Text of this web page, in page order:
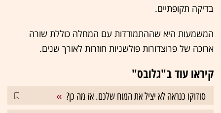
בדיקה תקופתיים.
המשמעות היא שההתמודדות עם המחלה כוללת שורה
ארוכה של פרוצדורות פולשניות חוזרות לאורך שנים.
קיראו עוד ב"גלובס"
סודוקו כנראה לא יציל את המוח שלכם. אז מה כן?